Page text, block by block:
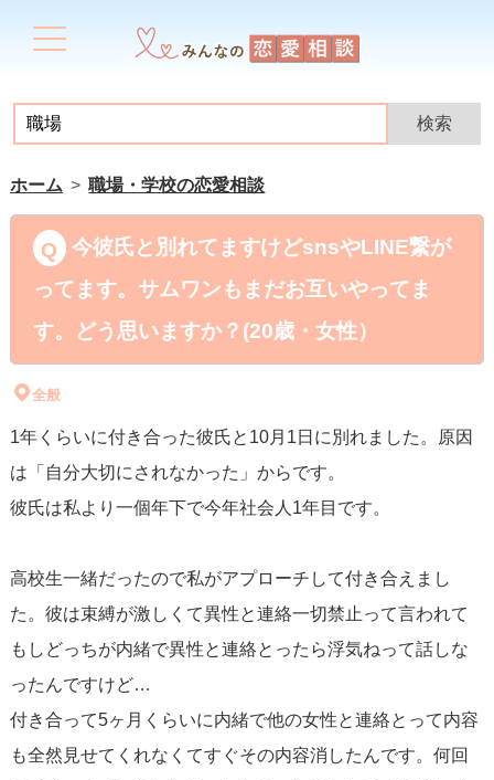
ホーム 職場・学校の恋愛相談
今彼氏と別れてますけどsnsやLINE繋が
ってます。サムワンもまだお互いやってま
す。どう思いますか？(20歳・女性）
全般
1年くらいに付き合った彼氏と10月1日に別れました。原因
は「自分大切にされなかった」からです。
彼氏は私より一個年下で今年社会人1年目です。
高校生一緒だったので私がアプローチして付き合えまし
た。彼は束縛が激しくて異性と連絡一切禁止って言われて
もしどっちが内緒で異性と連絡とったら浮気ねって話しな
ったんですけど…
付き合って5ヶ月くらいに内緒で他の女性と連絡とって内容
も全然見せてくれなくてすぐその内容消したんです。何回